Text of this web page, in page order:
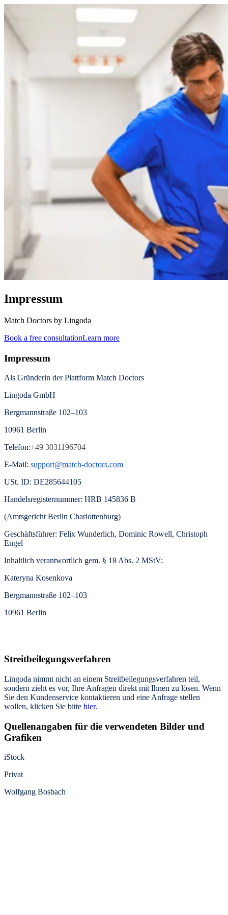
Impressum
Match Doctors by Lingoda
Book a free consultationLearn more
Impressum
Als Gründerin der Plattform Match Doctors
Lingoda GmbH
Bergmannstraße 102–103
10961 Berlin
Telefon:+49 3031196704
E-Mail: support@match-doctors.com
USt. ID: DE285644105
Handelsregisternummer: HRB 145836 B
(Amtsgericht Berlin Charlottenburg)
Geschäftsführer: Felix Wunderlich, Dominic Rowell, Christoph
Engel
Inhaltlich verantwortlich gem. § 18 Abs. 2 MStV:
Kateryna Kosenkova
Bergmannstraße 102–103
10961 Berlin
Streitbeilegungsverfahren
Lingoda nimmt nicht an einem Streitbeilegungsverfahren teil,
sondern zieht es vor, Ihre Anfragen direkt mit Ihnen zu lösen. Wenn
Sie den Kundenservice kontaktieren und eine Anfrage stellen
wollen, klicken Sie bitte hier.
Quellenangaben für die verwendeten Bilder und
Grafiken
iStock
Privat
Wolfgang Bosbach